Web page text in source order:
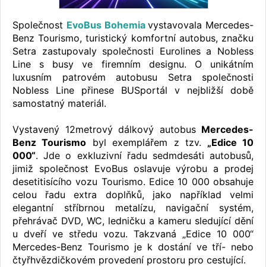
Společnost EvoBus Bohemiavystavovala Mercedes-
Benz Tourismo, turistický komfortní autobus, značku
Setra zastupovaly společnosti Eurolines a Nobless
Line s busy ve firemním designu. O unikátním
luxusním patrovém autobusu Setra společnosti
Nobless Line přinese BUSportál v nejbližší době
samostatný materiál.
Vystavený 12metrový dálkový autobus Mercedes-
Benz Tourismo byl exemplářem z tzv. „Edice 10
000“. Jde o exkluzivní řadu sedmdesáti autobusů,
jimiž společnost EvoBus oslavuje výrobu a prodej
desetitisícího vozu Tourismo. Edice 10 000 obsahuje
celou řadu extra doplňků, jako například velmi
elegantní stříbrnou metalízu, navigační systém,
přehrávač DVD, WC, ledničku a kameru sledující dění
u dveří ve středu vozu. Takzvaná „Edice 10 000“
Mercedes-Benz Tourismo je k dostání ve tří- nebo
čtyřhvězdičkovém provedení prostoru pro cestující.